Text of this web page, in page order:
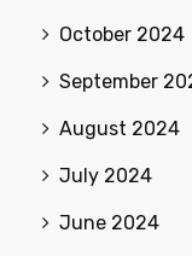
October 2024
September
August 2024
July 2024
June 2024